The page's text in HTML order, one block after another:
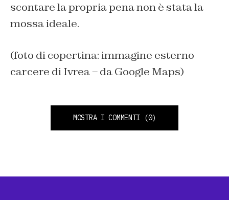
scontare la propria pena non è stata la
mossa ideale.
(foto di copertina: immagine esterno
carcere di Ivrea – da Google Maps)
MOSTRA I COMMENTI (0)